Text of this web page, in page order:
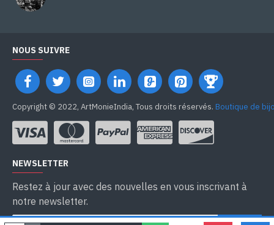
NOUS SUIVRE
Copyright © 2022, ArtMonieIndia, Tous droits réservés. Boutique de
NEWSLETTER
Restez à jour avec des nouvelles en vous inscrivant à
notre newsletter.